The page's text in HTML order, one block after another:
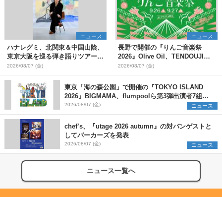
ニュース
ハナレグミ、北関東＆中国山陰、
東京大阪を巡る弾き語りツアー10
月より開催決定
2026/08/07 (金)
ニュース
長野で開催の『りんご音楽祭
2026』Olive Oil、TENDOUJIら
第11弾出演アーティスト（16組）
を発表
2026/08/07 (金)
東京「海の森公園」で開催の『TOKYO ISLAND
2026』BIGMAMA、flumpoolら第3弾出演者7組を
発表 ワークショップ・アート出展者を募集
2026/08/07 (金) ニュース
chef’s、『utage 2026 autumn』の対バンゲストと
してパーカーズを発表
2026/08/07 (金) ニュース
ニュース一覧へ